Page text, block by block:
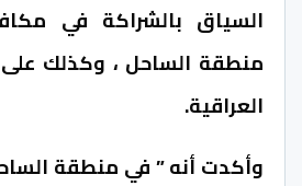
السياق بالشراكة في
منطقة الساحل ، وكذلك
العراقية.
وأكدت أنه ” في منطقة